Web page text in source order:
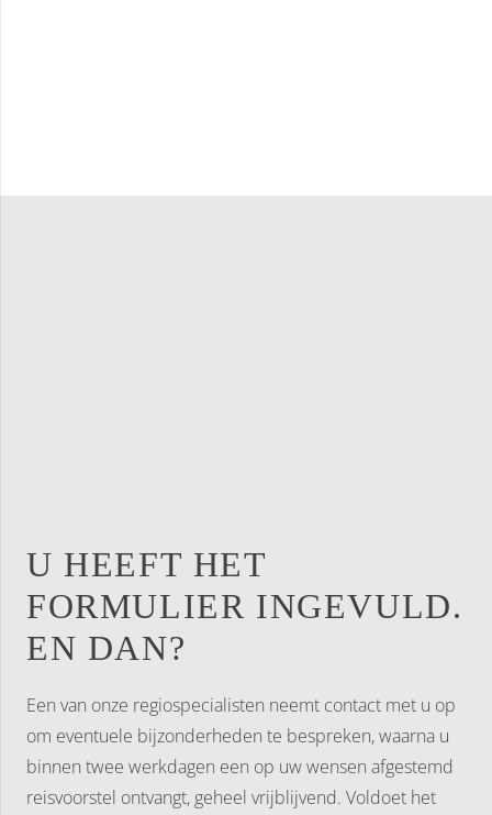
U HEEFT HET
FORMULIER INGEVULD.
EN DAN?
Een van onze regiospecialisten neemt contact met u op
om eventuele bijzonderheden te bespreken, waarna u
binnen twee werkdagen een op uw wensen afgestemd
reisvoorstel ontvangt, geheel vrijblijvend. Voldoet het